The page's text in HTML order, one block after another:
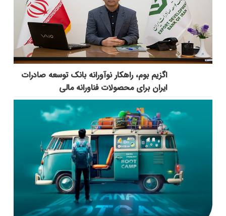
اگزیم بوم، راهکار نوآورانه بانک توسعه صادرات
ایران برای محصولات فناورانه مالی